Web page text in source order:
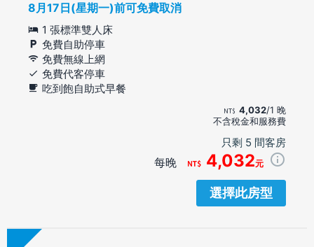
8月17日(星期一)前可免費取消
1 張標準雙人床
免費自助停車
免費無線上網
免費代客停車
吃到飽自助式早餐
4,032/1 晚
不含稅金和服務費
只剩 5 間客房
每晚 4,032元
選擇此房型